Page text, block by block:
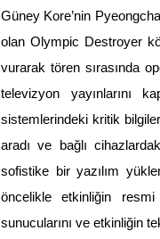
Güney Kore’nin
olan Olympic Destroyer
vurarak tören sırasında
televizyon yayınlarını
sistemlerindeki kritik
aradı ve bağlı
sofistike bir yazılım
öncelikle etkinliğin
sunucularını ve etkinliğin